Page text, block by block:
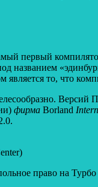
первый
названием
то, что
фирма Borland
право на Турбо